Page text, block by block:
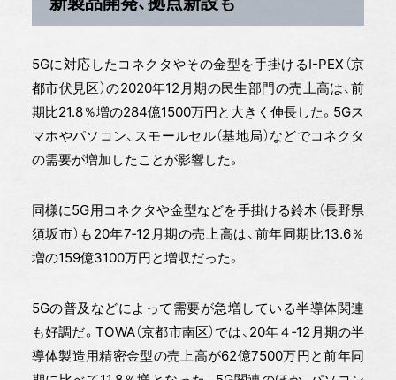
5Gに対応したコネクタやその金型を手掛けるI-PEX（京
都市伏見区）の2020年12月期の民生部門の売上高は、前
期比21.8％増の284億1500万円と大きく伸長した。5Gス
マホやパソコン、スモールセル（基地局）などでコネクタ
の需要が増加したことが影響した。
同様に5G用コネクタや金型などを手掛ける鈴木（長野県
須坂市）も20年7‐12月期の売上高は、前年同期比13.6％
増の159億3100万円と増収だった。
5Gの普及などによって需要が急増している半導体関連
も好調だ。TOWA（京都市南区）では、20年４‐12月期の半
導体製造用精密金型の売上高が62億7500万円と前年同